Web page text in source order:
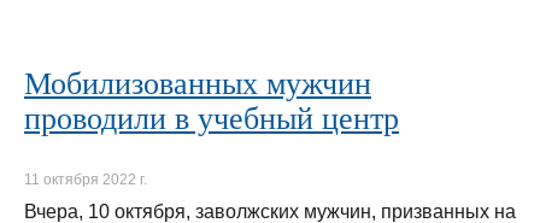
Мобилизованных мужчин
проводили в учебный центр
11 октября 2022 г.
Вчера, 10 октября, заволжских мужчин, призванных на